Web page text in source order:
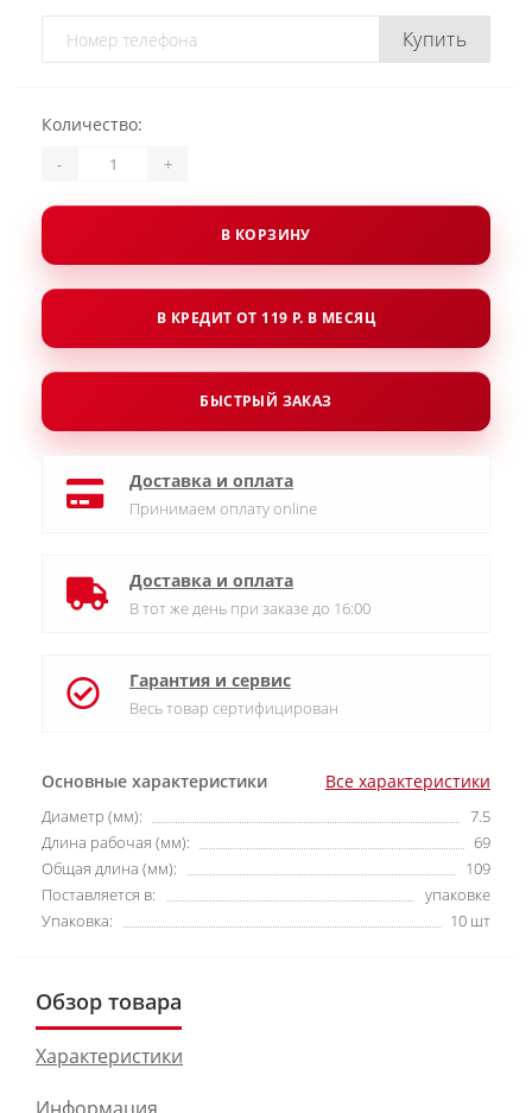
Купить
Основные характеристики Все характеристики
Диаметр (мм):
7.5
Длина рабочая (мм):
69
Общая длина (мм):
109
Поставляется в:
упаковке
Упаковка:
10 шт
Количество:
- +
В КОРЗИНУ
В КРЕДИТ ОТ 119 Р. В МЕСЯЦ
БЫСТРЫЙ ЗАКАЗ
Доставка и оплата
Принимаем оплату online
Доставка и оплата
В тот же день при заказе до 16:00
Гарантия и сервис
Весь товар сертифицирован
Обзор товара
Характеристики